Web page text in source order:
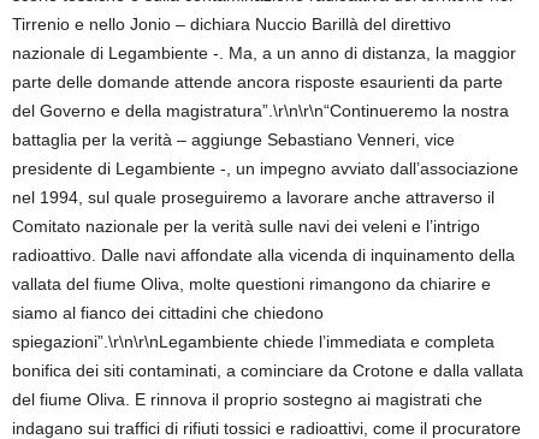
Tirrenio e nello Jonio – dichiara Nuccio Barillà del direttivo
nazionale di Legambiente -. Ma, a un anno di distanza, la maggior
parte delle domande attende ancora risposte esaurienti da parte
del Governo e della magistratura”.\r\n\r\n“Continueremo la nostra
battaglia per la verità – aggiunge Sebastiano Venneri, vice
presidente di Legambiente -, un impegno avviato dall’associazione
nel 1994, sul quale proseguiremo a lavorare anche attraverso il
Comitato nazionale per la verità sulle navi dei veleni e l’intrigo
radioattivo. Dalle navi affondate alla vicenda di inquinamento della
vallata del fiume Oliva, molte questioni rimangono da chiarire e
siamo al fianco dei cittadini che chiedono
spiegazioni”.\r\n\r\nLegambiente chiede l’immediata e completa
bonifica dei siti contaminati, a cominciare da Crotone e dalla vallata
del fiume Oliva. E rinnova il proprio sostegno ai magistrati che
indagano sui traffici di rifiuti tossici e radioattivi, come il procuratore